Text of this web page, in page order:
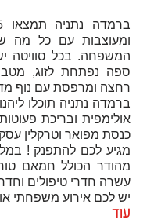
ומעוצבות עם כל מה
המשפחה. בכל סוויטה
ספה נפתחת לזוג,
רחצה ומרפסת עם נוף
ברמדה נתניה תוכלו
אולימפית ובריכת
כנסת מפואר וטרקלין
מגיע לכם להתפנק !
מהודר הכולל חמאם
עשרה חדרי טיפולים
יש לכם אירוע משפחתי
עוד